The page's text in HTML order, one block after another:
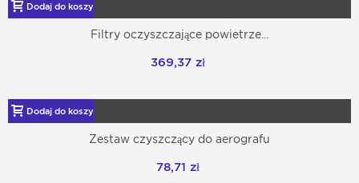
Dodaj do koszyka
Filtry oczyszczające powietrze...
369,37 zł
Dodaj do koszyka
Zestaw czyszczący do aerografu
78,71 zł